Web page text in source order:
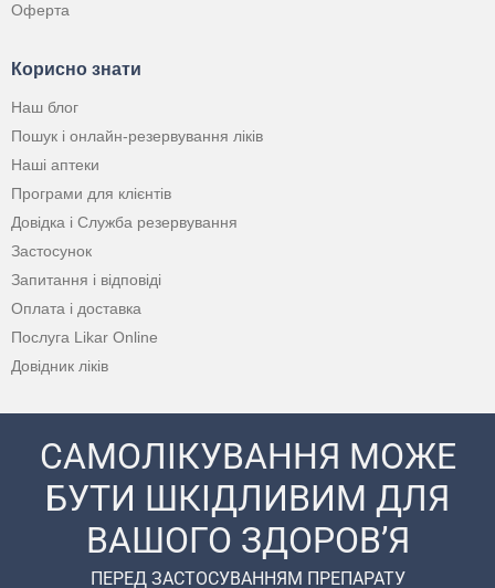
Оферта
Корисно знати
Наш блог
Пошук і онлайн-резервування ліків
Наші аптеки
Програми для клієнтів
Довідка і Служба резервування
Застосунок
Запитання і відповіді
Оплата і доставка
Послуга Likar Online
Довідник ліків
САМОЛІКУВАННЯ МОЖЕ
БУТИ ШКІДЛИВИМ ДЛЯ
ВАШОГО ЗДОРОВ’Я
ПЕРЕД ЗАСТОСУВАННЯМ ПРЕПАРАТУ